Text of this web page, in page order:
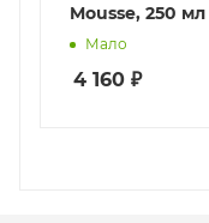
Mousse, 250 мл
Мало
4 160 ₽